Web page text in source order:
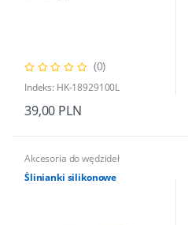
(0)
Indeks: HK-18929100L
39,00 PLN
Akcesoria do wędzideł
Ślinianki silikonowe